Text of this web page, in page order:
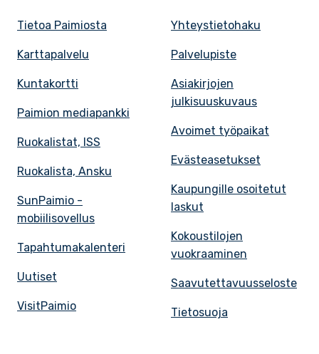
Tietoa Paimiosta
Karttapalvelu
Kuntakortti
Paimion mediapankki
Ruokalistat, ISS
Ruokalista, Ansku
SunPaimio -
mobiilisovellus
Tapahtumakalenteri
Uutiset
VisitPaimio
Yhteystietohaku
Palvelupiste
Asiakirjojen
julkisuuskuvaus
Avoimet työpaikat
Evästeasetukset
Kaupungille osoitetut
laskut
Kokoustilojen
vuokraaminen
Saavutettavuusseloste
Tietosuoja